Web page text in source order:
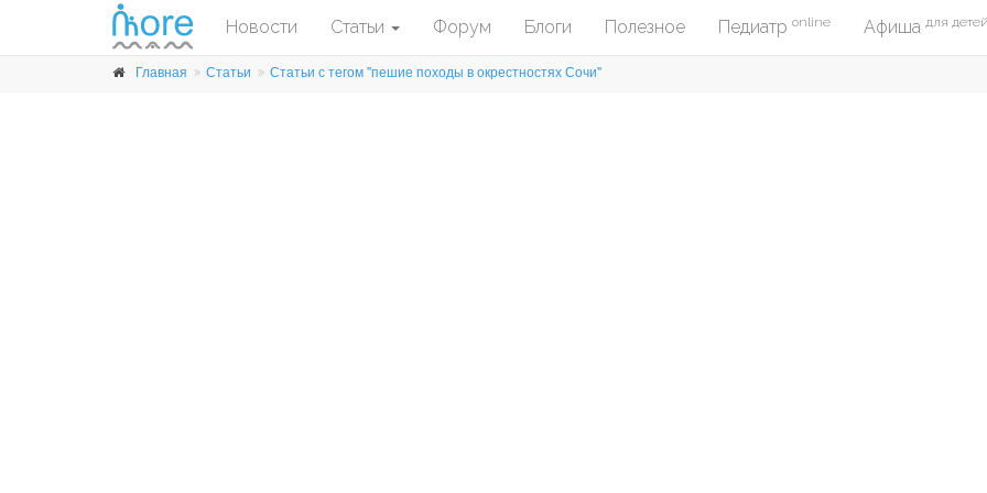
Новости Статьи Форум Блоги Полезное Педиатр online Афиша для детей
Главная Статьи Статьи с тегом "пешие походы в окрестностях Сочи"